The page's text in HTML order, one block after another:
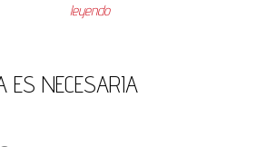
leyendo
ES NECESARIA